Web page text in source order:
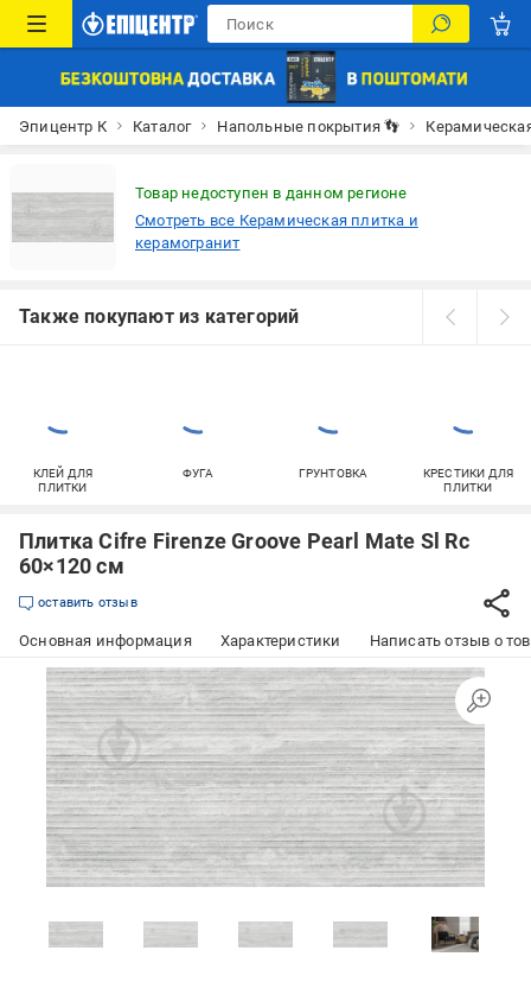
Эпицентр К Каталог Напольные покрытия 👣
Товар недоступен в данном регионе
Смотреть все Керамическая плитка и
керамогранит
Также покупают из категорий
КЛЕЙ ДЛЯ
ПЛИТКИ
ФУГА ГРУНТОВКА
КРЕСТИКИ ДЛЯ
ПЛИТКИ
Плитка Cifre Firenze Groove Pearl Mate Sl Rc
60×120 см
оставить отзыв
Основная информация Характеристики Написать отзыв о